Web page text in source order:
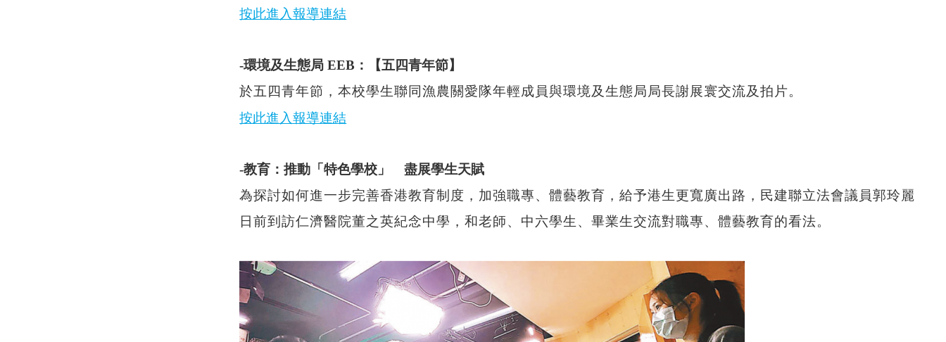
按此進入報導連結
-環境及生態局 EEB：【五四青年節】
於五四青年節，本校學生聯同漁農關愛隊年輕成員與環境及生態局局長謝展寰交流及拍片。
按此進入報導連結
-教育：推動「特色學校」 盡展學生天賦
為探討如何進一步完善香港教育制度，加強職專、體藝教育，給予港生更寬廣出路，民建聯立法會議員郭玲麗
日前到訪仁濟醫院董之英紀念中學，和老師、中六學生、畢業生交流對職專、體藝教育的看法。